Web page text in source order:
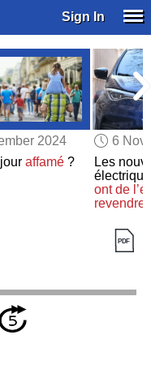
Sign In
2024
affamé?
6
Les
ont de
revendre